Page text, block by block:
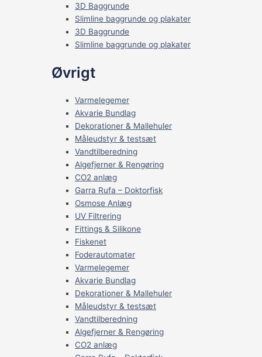
3D Baggrunde
Slimline baggrunde og plakater
3D Baggrunde
Slimline baggrunde og plakater
Øvrigt
Varmelegemer
Akvarie Bundlag
Dekorationer & Mallehuler
Måleudstyr & testsæt
Vandtilberedning
Algefjerner & Rengøring
CO2 anlæg
Garra Rufa – Doktorfisk
Osmose Anlæg
UV Filtrering
Fittings & Silikone
Fiskenet
Foderautomater
Varmelegemer
Akvarie Bundlag
Dekorationer & Mallehuler
Måleudstyr & testsæt
Vandtilberedning
Algefjerner & Rengøring
CO2 anlæg